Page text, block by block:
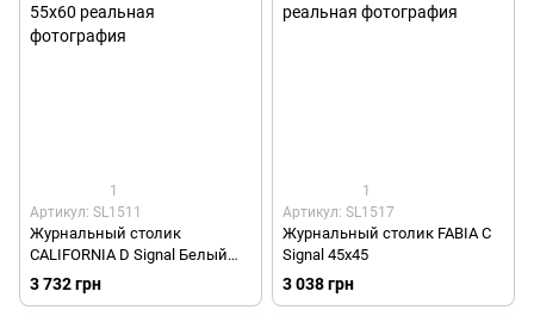
1
Артикул: SL1511
Журнальный столик
CALIFORNIA D Signal Белый
55x60
3 732 грн
1
Артикул: SL1517
Журнальный столик FABIA C
Signal 45x45
3 038 грн